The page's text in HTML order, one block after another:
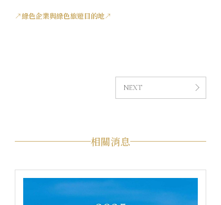
↗綠色企業與綠色旅遊目的地↗
NEXT
相關消息